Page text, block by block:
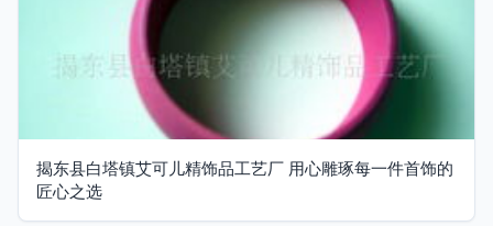
揭东县白塔镇艾可儿精饰品工艺厂 用心雕琢每一件首饰的
匠心之选